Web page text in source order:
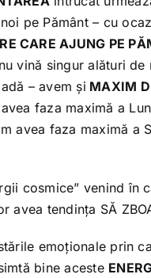
pe Pământ – cu
CARE AJUNG PE
vină singur alături
– avem și MAXIM
faza maximă a
avea faza maximă a
cosmice” venind
avea tendința SĂ
emoționale prin
bine aceste